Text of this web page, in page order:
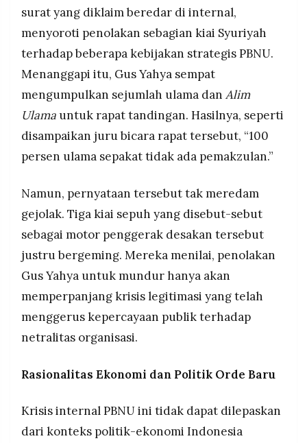
surat yang diklaim beredar di internal,
menyoroti penolakan sebagian kiai Syuriyah
terhadap beberapa kebijakan strategis PBNU.
Menanggapi itu, Gus Yahya sempat
mengumpulkan sejumlah ulama dan Alim
Ulama untuk rapat tandingan. Hasilnya, seperti
disampaikan juru bicara rapat tersebut, “100
persen ulama sepakat tidak ada pemakzulan.”
Namun, pernyataan tersebut tak meredam
gejolak. Tiga kiai sepuh yang disebut-sebut
sebagai motor penggerak desakan tersebut
justru bergeming. Mereka menilai, penolakan
Gus Yahya untuk mundur hanya akan
memperpanjang krisis legitimasi yang telah
menggerus kepercayaan publik terhadap
netralitas organisasi.
Rasionalitas Ekonomi dan Politik Orde Baru
Krisis internal PBNU ini tidak dapat dilepaskan
dari konteks politik-ekonomi Indonesia